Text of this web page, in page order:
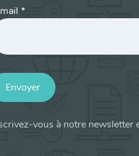
*
Envoyer
vous à notre newsletter